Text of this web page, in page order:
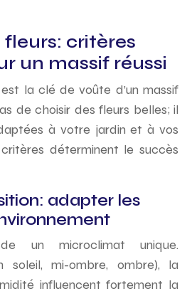
critères
un massif réussi
la clé de voûte d’un massif
de choisir des fleurs belles; il
à votre jardin et à vos
déterminent le succès
adapter les
un microclimat unique.
soleil, mi-ombre, ombre), la
influencent fortement la